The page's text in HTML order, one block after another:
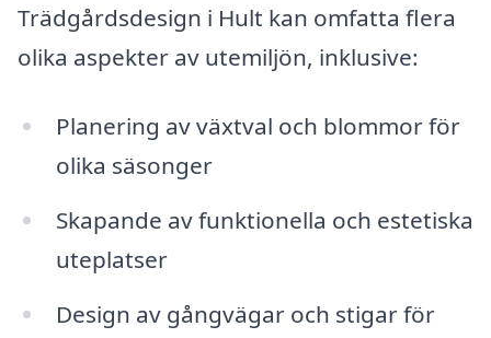
Trädgårdsdesign i Hult kan omfatta flera
olika aspekter av utemiljön, inklusive:
Planering av växtval och blommor för
olika säsonger
Skapande av funktionella och estetiska
uteplatser
Design av gångvägar och stigar för